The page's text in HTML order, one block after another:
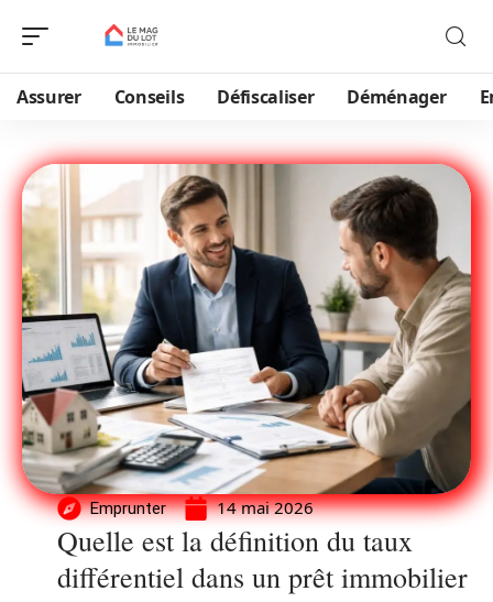
Assurer Conseils Défiscaliser Déménager
Emprunter 14 mai 2026
Quelle est la définition du taux
différentiel dans un prêt immobilier